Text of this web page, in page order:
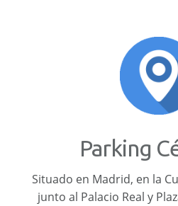
Parking
Situado en Madrid, en la
junto al Palacio Real y